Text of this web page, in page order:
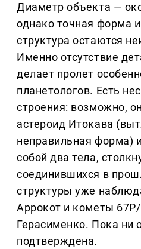
Диаметр объекта —
однако точная форма
структура остаются
Именно отсутствие
делает пролет
планетологов. Есть
строения: возможно,
астероид Итокава
неправильная форма)
собой два тела,
соединившихся в
структуры уже
Аррокот и кометы
Герасименко. Пока ни
подтверждена.